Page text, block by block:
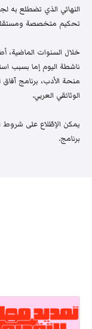
النهائي الذي تضطلع به
تحكيم متخصصة
خلال السنوات الماضية،
ناشطة اليوم إما بسبب
منحة الأدب، برنامج آفاق
الوثائقي العربي.
يمكن الإطّلاع على شروط
برنامج.